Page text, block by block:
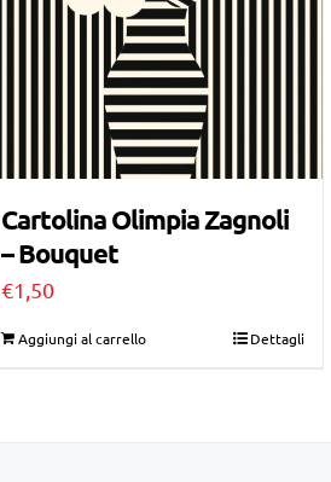
Cartolina Olimpia Zagnoli
– Bouquet
€1,50
Aggiungi al carrello Dettagli